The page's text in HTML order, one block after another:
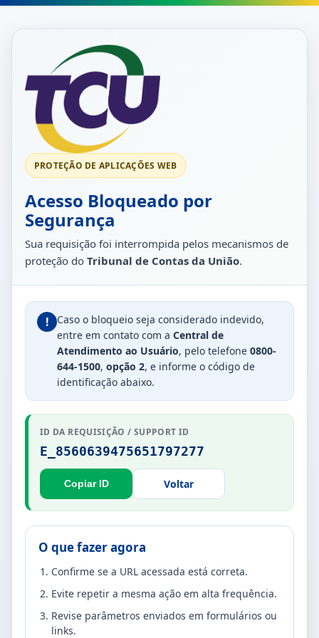
PROTEÇÃO DE APLICAÇÕES WEB
Acesso Bloqueado por
Segurança
Sua requisição foi interrompida pelos mecanismos de
proteção do Tribunal de Contas da União.
!
Caso o bloqueio seja considerado indevido,
entre em contato com a Central de
Atendimento ao Usuário, pelo telefone 0800-
644-1500, opção 2, e informe o código de
identificação abaixo.
ID DA REQUISIÇÃO / SUPPORT ID
E_8560639475651797277
Copiar ID Voltar
O que fazer agora
Confirme se a URL acessada está correta.
Evite repetir a mesma ação em alta frequência.
Revise parâmetros enviados em formulários ou
links.